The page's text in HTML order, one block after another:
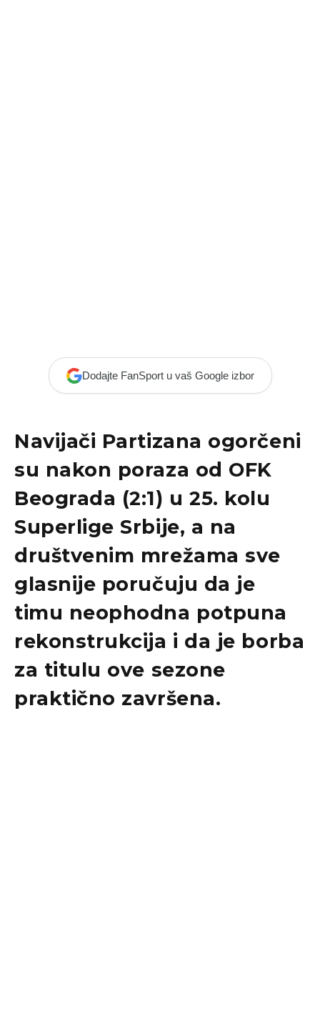
Dodajte FanSport u vaš Google izbor
Navijači Partizana ogorčeni
su nakon poraza od OFK
Beograda (2:1) u 25. kolu
Superlige Srbije, a na
društvenim mrežama sve
glasnije poručuju da je
timu neophodna potpuna
rekonstrukcija i da je borba
za titulu ove sezone
praktično završena.